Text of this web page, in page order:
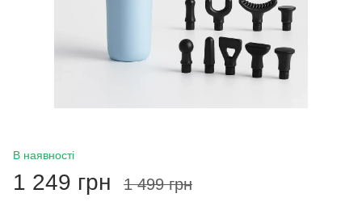
В наявності
1 249 грн 1 499 грн